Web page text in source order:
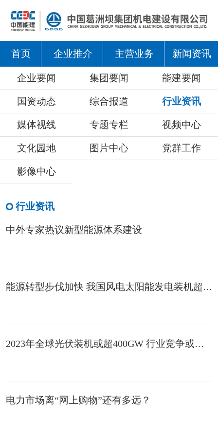
首页 企业推介 主营业务 新闻资讯
企业要闻 集团要闻 能建要闻
国资动态 综合报道 行业资讯
媒体视线 专题专栏 视频中心
文化园地 图片中心 党群工作
影像中心
行业资讯
中外专家热议新型能源体系建设
能源转型步伐加快 我国风电太阳能发电装机超11亿千瓦
2023年全球光伏装机或超400GW 行业竞争或长期延续“一超多强”新常态
电力市场离“网上购物”还有多远？